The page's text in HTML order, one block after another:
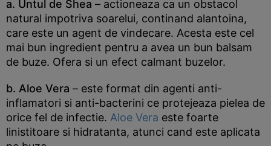
a. Untul de Shea – actioneaza ca un obstacol
natural impotriva soarelui, continand alantoina,
care este un agent de vindecare. Acesta este cel
mai bun ingredient pentru a avea un bun balsam
de buze. Ofera si un efect calmant buzelor.
b. Aloe Vera – este format din agenti anti-
inflamatori si anti-bacterini ce protejeaza pielea de
orice fel de infectie. Aloe Vera este foarte
linistitoare si hidratanta, atunci cand este aplicata